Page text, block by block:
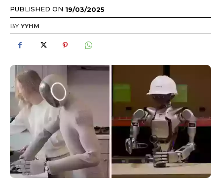
PUBLISHED ON 19/03/2025
BYYYHM